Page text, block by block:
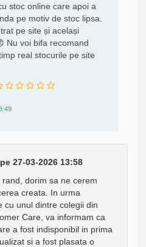
stoc online care apoi a
pe motiv de stoc lipsa.
pe site și același
Nu voi bifa recomand
real stocurile pe site
27-03-2026 13:58
dorim sa ne cerem
creata. In urma
cu unul dintre colegii din
Care, va informam ca
a fost indisponibil in prima
si a fost plasata o